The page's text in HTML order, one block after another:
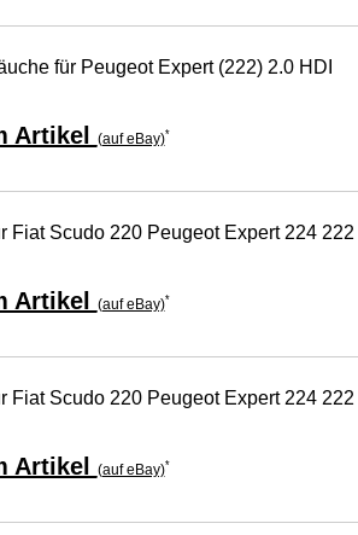
für Peugeot Expert (222) 2.0 HDI
Artikel (auf eBay)*
Fiat Scudo 220 Peugeot Expert 224 222
Artikel (auf eBay)*
Fiat Scudo 220 Peugeot Expert 224 222
Artikel (auf eBay)*